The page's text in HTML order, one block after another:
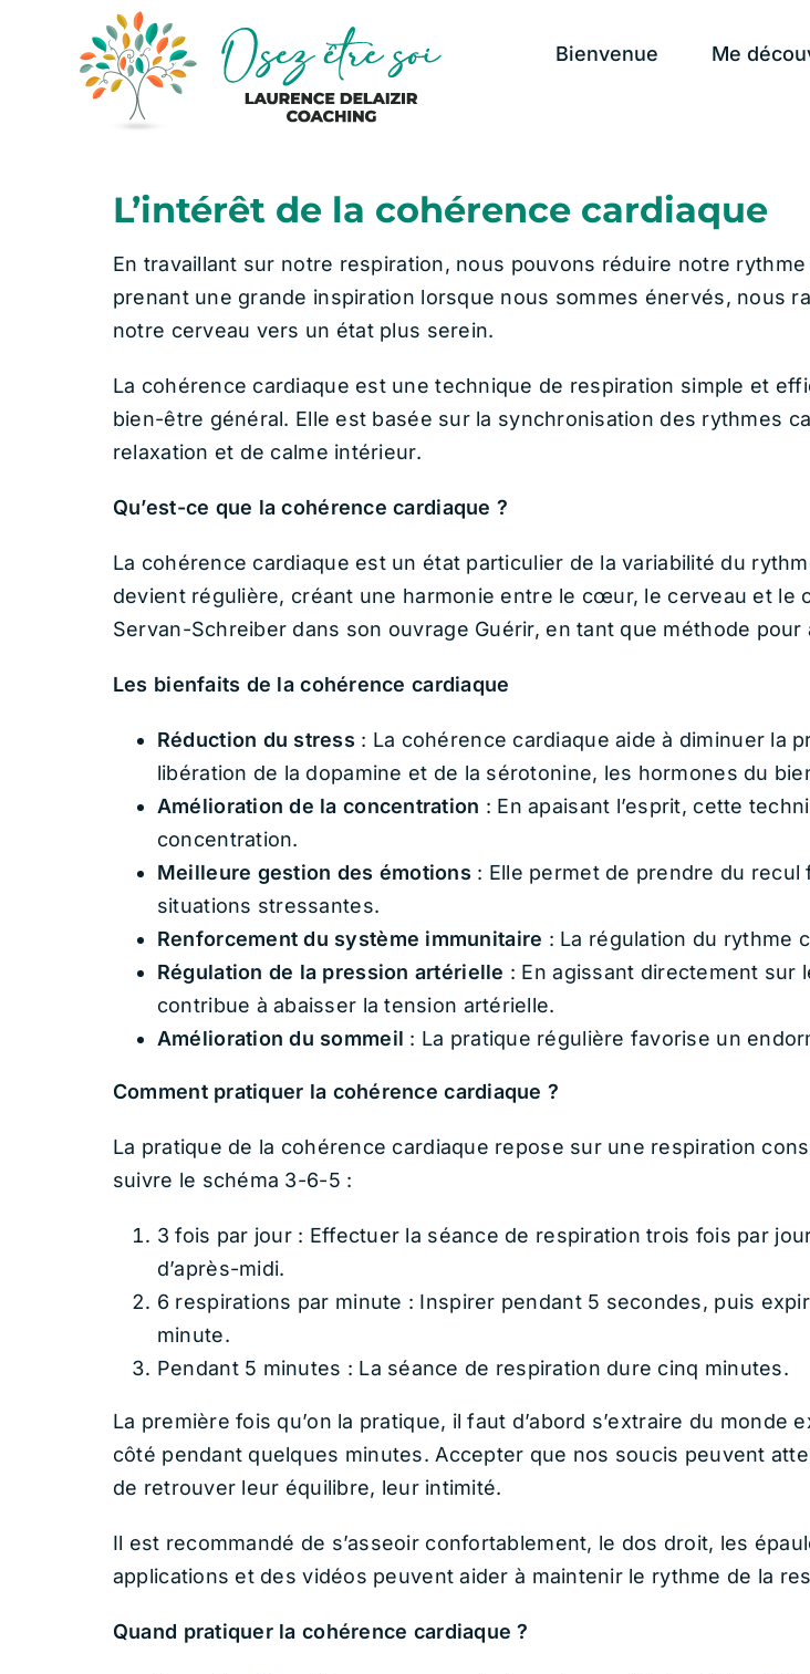
Bienvenue Me
L’intérêt de la cohérence cardiaque
En travaillant sur notre respiration, nous pouvons réduire notre
prenant une grande inspiration lorsque nous sommes énervés, nous
notre cerveau vers un état plus serein.
La cohérence cardiaque est une technique de respiration simple et
bien-être général. Elle est basée sur la synchronisation des rythmes
relaxation et de calme intérieur.
Qu’est-ce que la cohérence cardiaque ?
La cohérence cardiaque est un état particulier de la variabilité du
devient régulière, créant une harmonie entre le cœur, le cerveau et le
Servan-Schreiber dans son ouvrage Guérir, en tant que méthode
Les bienfaits de la cohérence cardiaque
Réduction du stress : La cohérence cardiaque aide à diminuer la
libération de la dopamine et de la sérotonine, les hormones du
Amélioration de la concentration : En apaisant l’esprit, cette
concentration.
Meilleure gestion des émotions : Elle permet de prendre du
situations stressantes.
Renforcement du système immunitaire : La régulation du rythme
Régulation de la pression artérielle : En agissant directement sur
contribue à abaisser la tension artérielle.
Amélioration du sommeil : La pratique régulière favorise un
Comment pratiquer la cohérence cardiaque ?
La pratique de la cohérence cardiaque repose sur une respiration
suivre le schéma 3-6-5 :
3 fois par jour : Effectuer la séance de respiration trois fois par
d’après-midi.
6 respirations par minute : Inspirer pendant 5 secondes, puis
minute.
Pendant 5 minutes : La séance de respiration dure cinq minutes.
La première fois qu’on la pratique, il faut d’abord s’extraire du
côté pendant quelques minutes. Accepter que nos soucis peuvent
de retrouver leur équilibre, leur intimité.
Il est recommandé de s’asseoir confortablement, le dos droit, les
applications et des vidéos peuvent aider à maintenir le rythme de la
Quand pratiquer la cohérence cardiaque ?